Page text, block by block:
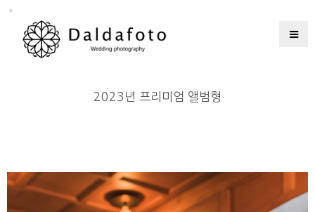
2023년 프리미엄 앨범형